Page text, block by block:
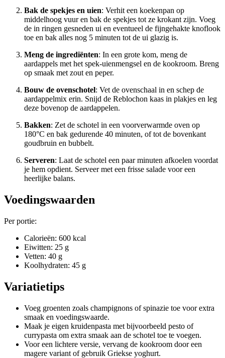
Bak de spekjes en uien: Verhit een koekenpan op
middelhoog vuur en bak de spekjes tot ze krokant zijn. Voeg
de in ringen gesneden ui en eventueel de fijngehakte knoflook
toe en bak alles nog 5 minuten tot de ui glazig is.
Meng de ingrediënten: In een grote kom, meng de
aardappels met het spek-uienmengsel en de kookroom. Breng
op smaak met zout en peper.
Bouw de ovenschotel: Vet de ovenschaal in en schep de
aardappelmix erin. Snijd de Reblochon kaas in plakjes en leg
deze bovenop de aardappelen.
Bakken: Zet de schotel in een voorverwarmde oven op
180°C en bak gedurende 40 minuten, of tot de bovenkant
goudbruin en bubbelt.
Serveren: Laat de schotel een paar minuten afkoelen voordat
je hem opdient. Serveer met een frisse salade voor een
heerlijke balans.
Voedingswaarden
Per portie:
Calorieën: 600 kcal
Eiwitten: 25 g
Vetten: 40 g
Koolhydraten: 45 g
Variatietips
Voeg groenten zoals champignons of spinazie toe voor extra
smaak en voedingswaarde.
Maak je eigen kruidenpasta met bijvoorbeeld pesto of
currypasta om extra smaak aan de schotel toe te voegen.
Voor een lichtere versie, vervang de kookroom door een
magere variant of gebruik Griekse yoghurt.